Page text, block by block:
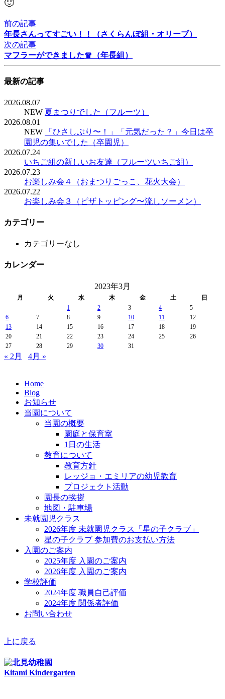
🙂
前の記事
年長さんってすごい！！（さくらんぼ組・オリーブ）
次の記事
マフラーができました🧣（年長組）
最新の記事
2026.08.07
NEW 夏まつりでした（フルーツ）
2026.08.01
NEW
「ひさしぶり〜！」「元気だった？」今日は卒
園児の集いでした（卒園児）
2026.07.24
いちご組の新しいお友達（フルーツいちご組）
2026.07.23
お楽しみ会４（おまつりごっこ、花火大会）
2026.07.22
お楽しみ会３（ピザトッピング〜流しソーメン）
カテゴリー
カテゴリーなし
カレンダー
2023年3月
月 火 水 木 金 土
日
1
2 3 4
5
6
7 8 9 10 11
12
13
14 15 16 17 18
19
20
21 22 23 24 25
26
27
28 29 30 31
« 2月 4月 »
Home
Blog
お知らせ
当園について
当園の概要
園庭と保育室
1日の生活
教育について
教育方針
レッジョ・エミリアの幼児教育
プロジェクト活動
園長の挨拶
地図・駐車場
未就園児クラス
2026年度 未就園児クラス「星の子クラブ」
星の子クラブ 参加費のお支払い方法
入園のご案内
2025年度 入園のご案内
2026年度 入園のご案内
学校評価
2024年度 職員自己評価
2024年度 関係者評価
お問い合わせ
上に戻る
Kitami Kindergarten